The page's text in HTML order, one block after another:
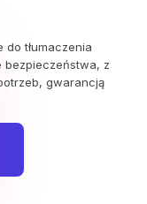
tłumaczenia
bezpieczeństwa, z
gwarancją